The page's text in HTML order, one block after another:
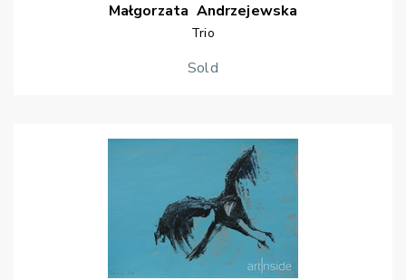
Małgorzata Andrzejewska
Trio
Sold